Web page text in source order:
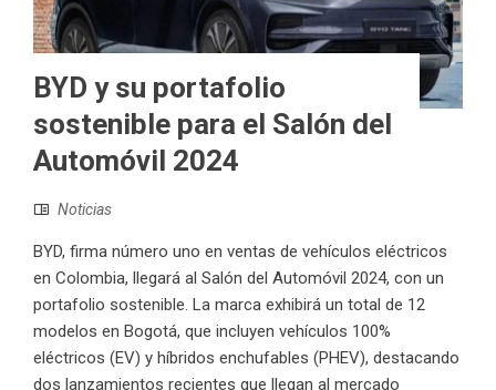
BYD y su portafolio
sostenible para el Salón del
Automóvil 2024
Noticias
BYD, firma número uno en ventas de vehículos eléctricos
en Colombia, llegará al Salón del Automóvil 2024, con un
portafolio sostenible. La marca exhibirá un total de 12
modelos en Bogotá, que incluyen vehículos 100%
eléctricos (EV) y híbridos enchufables (PHEV), destacando
dos lanzamientos recientes que llegan al mercado